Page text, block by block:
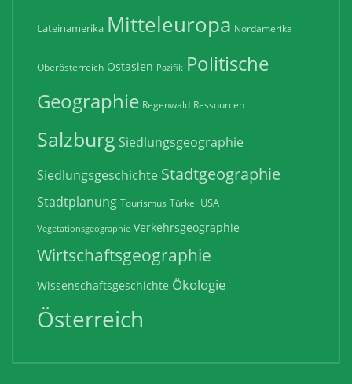
Lateinamerika Mitteleuropa Nordamerika
Oberösterreich Ostasien Pazifik Politische
Geographie Regenwald Ressourcen
Salzburg Siedlungsgeographie
Siedlungsgeschichte Stadtgeographie
Stadtplanung Tourismus Türkei USA
Vegetationsgeographie Verkehrsgeographie
Wirtschaftsgeographie
Wissenschaftsgeschichte Ökologie
Österreich